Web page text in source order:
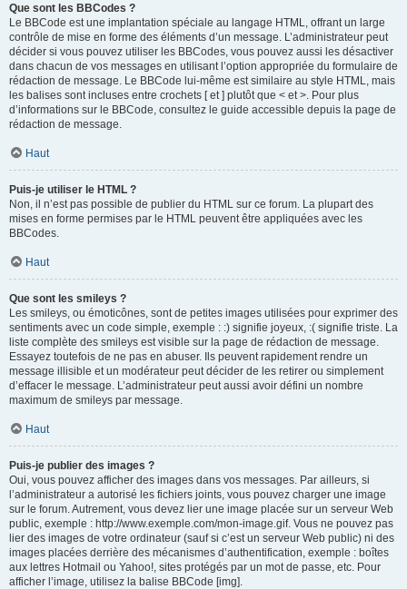
Que sont les BBCodes ?
Le BBCode est une implantation spéciale au langage HTML, offrant un large
contrôle de mise en forme des éléments d’un message. L’administrateur peut
décider si vous pouvez utiliser les BBCodes, vous pouvez aussi les désactiver
dans chacun de vos messages en utilisant l’option appropriée du formulaire de
rédaction de message. Le BBCode lui-même est similaire au style HTML, mais
les balises sont incluses entre crochets [ et ] plutôt que < et >. Pour plus
d’informations sur le BBCode, consultez le guide accessible depuis la page de
rédaction de message.
Haut
Puis-je utiliser le HTML ?
Non, il n’est pas possible de publier du HTML sur ce forum. La plupart des
mises en forme permises par le HTML peuvent être appliquées avec les
BBCodes.
Haut
Que sont les smileys ?
Les smileys, ou émoticônes, sont de petites images utilisées pour exprimer des
sentiments avec un code simple, exemple : :) signifie joyeux, :( signifie triste. La
liste complète des smileys est visible sur la page de rédaction de message.
Essayez toutefois de ne pas en abuser. Ils peuvent rapidement rendre un
message illisible et un modérateur peut décider de les retirer ou simplement
d’effacer le message. L’administrateur peut aussi avoir défini un nombre
maximum de smileys par message.
Haut
Puis-je publier des images ?
Oui, vous pouvez afficher des images dans vos messages. Par ailleurs, si
l’administrateur a autorisé les fichiers joints, vous pouvez charger une image
sur le forum. Autrement, vous devez lier une image placée sur un serveur Web
public, exemple : http://www.exemple.com/mon-image.gif. Vous ne pouvez pas
lier des images de votre ordinateur (sauf si c’est un serveur Web public) ni des
images placées derrière des mécanismes d’authentification, exemple : boîtes
aux lettres Hotmail ou Yahoo!, sites protégés par un mot de passe, etc. Pour
afficher l’image, utilisez la balise BBCode [img].